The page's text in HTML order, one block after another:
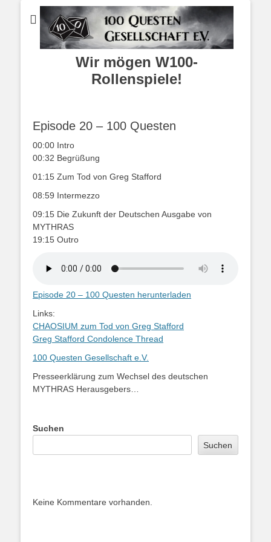
Wir mögen W100-
Rollenspiele!
Episode 20 – 100 Questen
00:00 Intro
00:32 Begrüßung
01:15 Zum Tod von Greg Stafford
08:59 Intermezzo
09:15 Die Zukunft der Deutschen Ausgabe von
MYTHRAS
19:15 Outro
Episode 20 – 100 Questen herunterladen
Links:
CHAOSIUM zum Tod von Greg Stafford
Greg Stafford Condolence Thread
100 Questen Gesellschaft e.V.
Presseerklärung zum Wechsel des deutschen
MYTHRAS Herausgebers…
Suchen
Suchen
Keine Kommentare vorhanden.